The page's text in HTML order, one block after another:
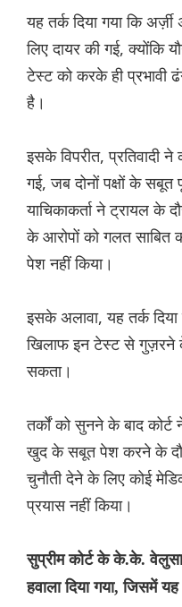
यह तर्क दिया गया कि
लिए दायर की गई, क्योंकि
टेस्ट को करके ही प्रभावी
है।
इसके विपरीत, प्रतिवादी
गई, जब दोनों पक्षों के
याचिकाकर्ता ने ट्रायल के
के आरोपों को गलत साबित
पेश नहीं किया।
इसके अलावा, यह तर्क
खिलाफ इन टेस्ट से गुज़रने
सकता।
तर्कों को सुनने के बाद
खुद के सबूत पेश करने के
चुनौती देने के लिए कोई
प्रयास नहीं किया।
सुप्रीम कोर्ट के के.के.
हवाला दिया गया, जिसमें